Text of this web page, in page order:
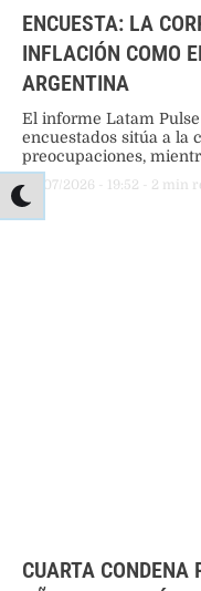
ENCUESTA: LA
INFLACIÓN COMO
ARGENTINA
El informe Latam Pulse
encuestados sitúa a la
preocupaciones,
lugar del ranking.
05/07/2026 - 19:52 - 2 min
CUARTA CONDENA